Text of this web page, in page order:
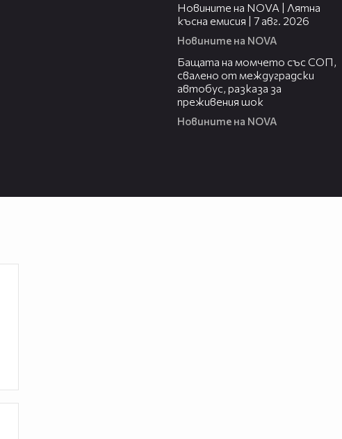
Новините на NOVA | Лятна
късна емисия | 7 авг. 2026
Новините на NOVA
Бащата на момчето със СОП,
свалено от междуградски
автобус, разказа за
преживения шок
Новините на NOVA